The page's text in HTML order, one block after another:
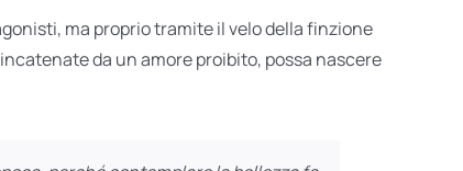
ma proprio tramite il velo della finzione
da un amore proibito, possa nascere